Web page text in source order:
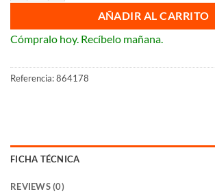
AÑADIR AL CARRITO
Cómpralo hoy. Recíbelo mañana.
Referencia:864178
FICHA TÉCNICA
REVIEWS (0)